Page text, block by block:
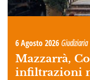
6 Agosto 2026 Giudiziaria
Mazzarrà,
infiltrazioni